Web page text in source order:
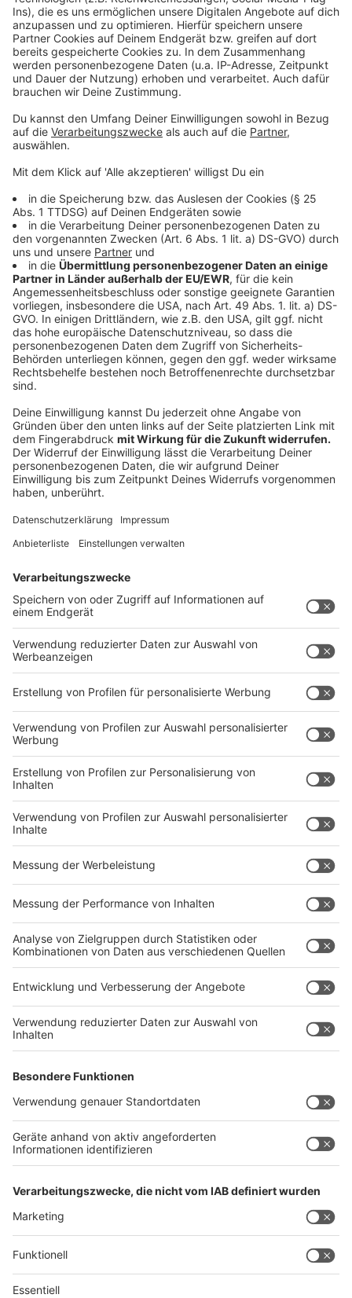
Städte-Cards
Anzeige
Anzeige
Für ab 10 Euro gibt es die DüsseldorfCard
zum Beispiel der ÖPNV im Stadtgebiet inklusive
Flughafen kostenlos. Außerdem kommt man gratis in
den Aquazoo oder in die Kunsthalle.
Anzeige
Bonn Regio WelcomeCard
Anzeige
Auch die Bonn Regio WelcomeCardgibt es ab 10 Euro.
Sie bietet freien Eintritt in über 20 Museen,
Ermäßigungen für Sehenswürdigkeiten, Freizeit- und
Wellness-Angebote. Außerdem ist auch hier die
Nutzung des ÖPNV mit drin.
Münstercard
15 Museen können kostenlos mit derMünstercard
besucht werden. Auch der ÖPNV ist hier mit dabei. Die
Karte kostet für Erwachsene 20 Euro pro Tag und für
Kinder 12 Euro.
Anzeige
KölnCard
Anzeige
Ab 9 Euro bekommt man die
Museen gibt es mit der Karte Rabatt, Eine
Stadtführung gibt es für die Hälfte des regulären
Preises.
Anzeige
Tourist-Card Bielefeld
Anzeige
Mit der Tourist-Card Bielefeld
ist etwa eine Führung
durch die Kasematten der Sparrenburg kostenlos. Bei
vielen anderen Attraktionen gibt es Rabatt. Ab 8 Euro
bekommt man ein Tagesticket.